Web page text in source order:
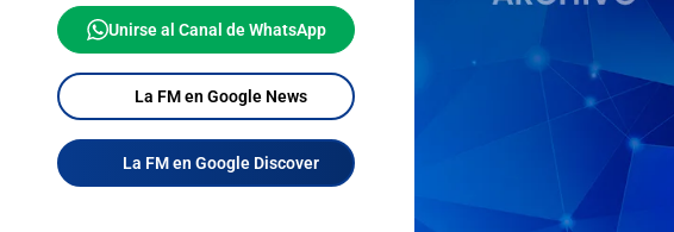
Unirse al Canal de WhatsApp
La FM en Google News
La FM en Google Discover